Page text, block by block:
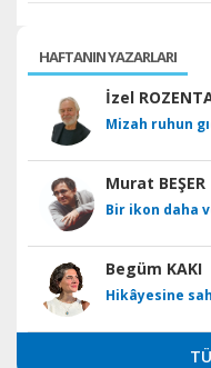
HAFTANIN YAZARLARI
İzel
Mizah ruhun
Murat BEŞER
Bir ikon daha
Begüm KAKI
Hikâyesine